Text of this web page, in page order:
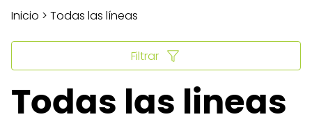
Todas las lineas
Inicio > Todas las líneas
Filtrar